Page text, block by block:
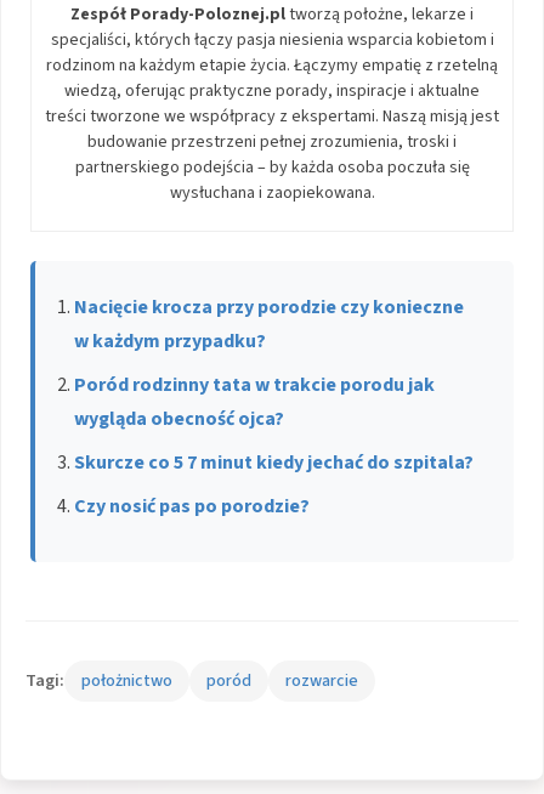
Zespół Porady-Poloznej.pltworzą położne, lekarze i
specjaliści, których łączy pasja niesienia wsparcia kobietom i
rodzinom na każdym etapie życia. Łączymy empatię z rzetelną
wiedzą, oferując praktyczne porady, inspiracje i aktualne
treści tworzone we współpracy z ekspertami. Naszą misją jest
budowanie przestrzeni pełnej zrozumienia, troski i
partnerskiego podejścia – by każda osoba poczuła się
wysłuchana i zaopiekowana.
Nacięcie krocza przy porodzie czy konieczne
w każdym przypadku?
Poród rodzinny tata w trakcie porodu jak
wygląda obecność ojca?
Skurcze co 5 7 minut kiedy jechać do szpitala?
Czy nosić pas po porodzie?
Tagi: położnictwo poród rozwarcie